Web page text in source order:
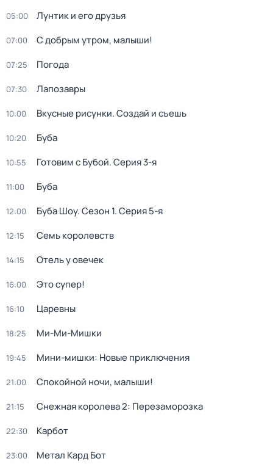
05:00 Лунтик и его друзья
07:00 С добрым утром, малыши!
07:25 Погода
07:30 Лапозавры
10:00 Вкусные рисунки. Создай и съешь
10:20 Буба
10:55 Готовим с Бубой. Серия 3-я
11:00 Буба
12:00 Буба Шоу. Сезон 1. Серия 5-я
12:15 Семь королевств
14:15 Отель у овечек
16:00 Это супер!
16:10 Царевны
18:25 Ми-Ми-Мишки
19:45 Мини-мишки: Новые приключения
21:00 Спокойной ночи, малыши!
21:15 Снежная королева 2: Перезаморозка
22:30 Карбот
23:00 Метал Кард Бот